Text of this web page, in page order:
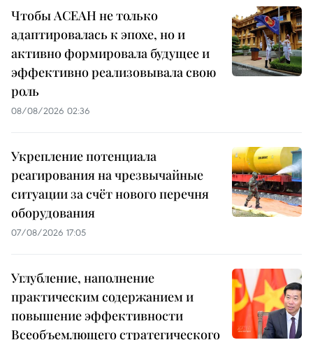
Чтобы АСЕАН не только
адаптировалась к эпохе, но и
активно формировала будущее и
эффективно реализовывала свою
роль
08/08/2026 02:36
Укрепление потенциала
реагирования на чрезвычайные
ситуации за счёт нового перечня
оборудования
07/08/2026 17:05
Углубление, наполнение
практическим содержанием и
повышение эффективности
Всеобъемлющего стратегического